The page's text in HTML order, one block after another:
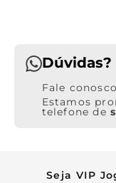
Dúvidas?
Estamos
telefone de
Seja VIP